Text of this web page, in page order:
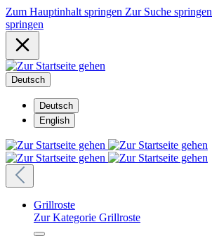
Zum Hauptinhalt springen Zur Suche springen
springen
Deutsch
Deutsch
English
Grillroste
Zur Kategorie Grillroste